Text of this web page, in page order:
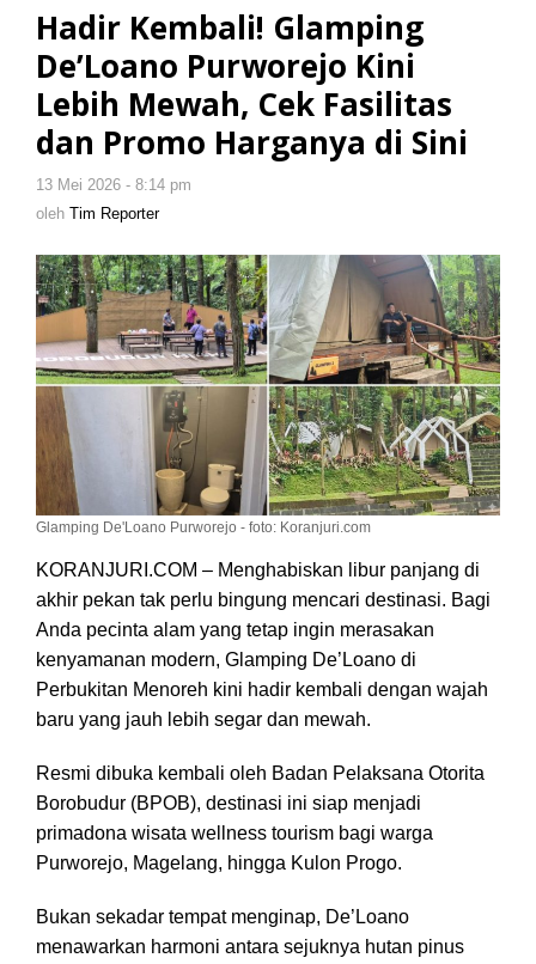
Glamping
De'Loano
Purworejo
Kini
Lebih
Mewah,
Harganya
di
Sini
Hadir Kembali! Glamping
De’Loano Purworejo Kini
Lebih Mewah, Cek Fasilitas
dan Promo Harganya di Sini
13 Mei 2026 - 8:14 pm
oleh Tim Reporter
Glamping De'Loano Purworejo - foto: Koranjuri.com
KORANJURI.COM – Menghabiskan libur panjang di
akhir pekan tak perlu bingung mencari destinasi. Bagi
Anda pecinta alam yang tetap ingin merasakan
kenyamanan modern, Glamping De’Loano di
Perbukitan Menoreh kini hadir kembali dengan wajah
baru yang jauh lebih segar dan mewah.
Resmi dibuka kembali oleh Badan Pelaksana Otorita
Borobudur (BPOB), destinasi ini siap menjadi
primadona wisata wellness tourism bagi warga
Purworejo, Magelang, hingga Kulon Progo.
Bukan sekadar tempat menginap, De’Loano
menawarkan harmoni antara sejuknya hutan pinus